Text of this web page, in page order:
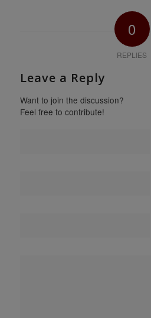
0
REPLIES
Leave a Reply
Want to join the discussion?
Feel free to contribute!